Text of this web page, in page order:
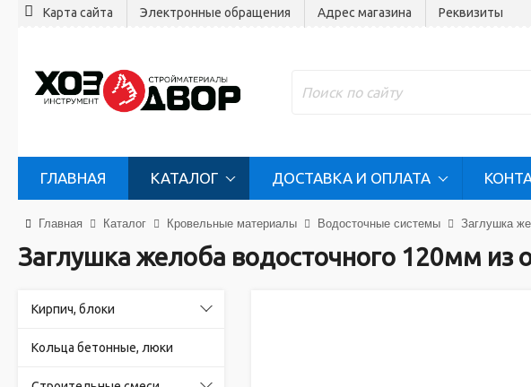
Карта сайта Электронные обращения Адрес магазина Реквизиты
ГЛАВНАЯ КАТАЛОГ ДОСТАВКА И ОПЛАТА
Главная Каталог Кровельные материалы Водосточные системы Заглушка
Заглушка желоба водосточного 120мм из
Кирпич, блоки
Кольца бетонные, люки